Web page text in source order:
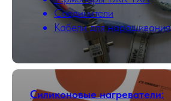
Соединители
Кабели для наращивания
Силиконовые нагреватели: